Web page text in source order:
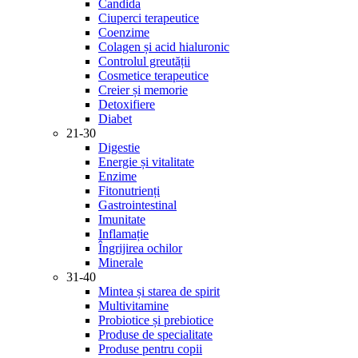
Candida
Ciuperci terapeutice
Coenzime
Colagen și acid hialuronic
Controlul greutății
Cosmetice terapeutice
Creier și memorie
Detoxifiere
Diabet
21-30
Digestie
Energie și vitalitate
Enzime
Fitonutrienți
Gastrointestinal
Imunitate
Inflamație
Îngrijirea ochilor
Minerale
31-40
Mintea și starea de spirit
Multivitamine
Probiotice și prebiotice
Produse de specialitate
Produse pentru copii